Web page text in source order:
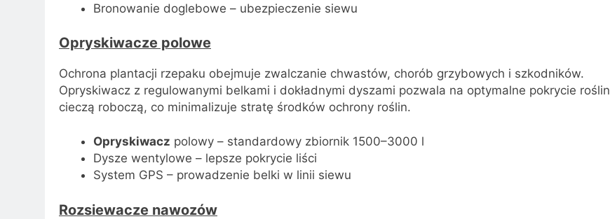
Bronowanie doglebowe – ubezpieczenie siewu
Opryskiwacze polowe
Ochrona plantacji rzepaku obejmuje zwalczanie chwastów, chorób grzybowych i szkodników.
Opryskiwacz z regulowanymi belkami i dokładnymi dyszami pozwala na optymalne pokrycie roślin
cieczą roboczą, co minimalizuje stratę środków ochrony roślin.
Opryskiwacz polowy – standardowy zbiornik 1500–3000 l
Dysze wentylowe – lepsze pokrycie liści
System GPS – prowadzenie belki w linii siewu
Rozsiewacze nawozów